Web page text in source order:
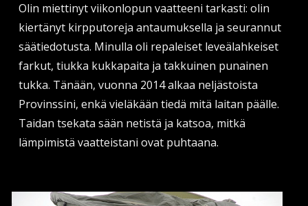
Olin miettinyt viikonlopun vaatteeni tarkasti: olin
kiertänyt kirpputoreja antaumuksella ja seurannut
säätiedotusta. Minulla oli repaleiset leveälahkeiset
farkut, tiukka kukkapaita ja takkuinen punainen
tukka. Tänään, vuonna 2014 alkaa neljästoista
Provinssini, enkä vieläkään tiedä mitä laitan päälle.
Taidan tsekata sään netistä ja katsoa, mitkä
lämpimistä vaatteistani ovat puhtaana.